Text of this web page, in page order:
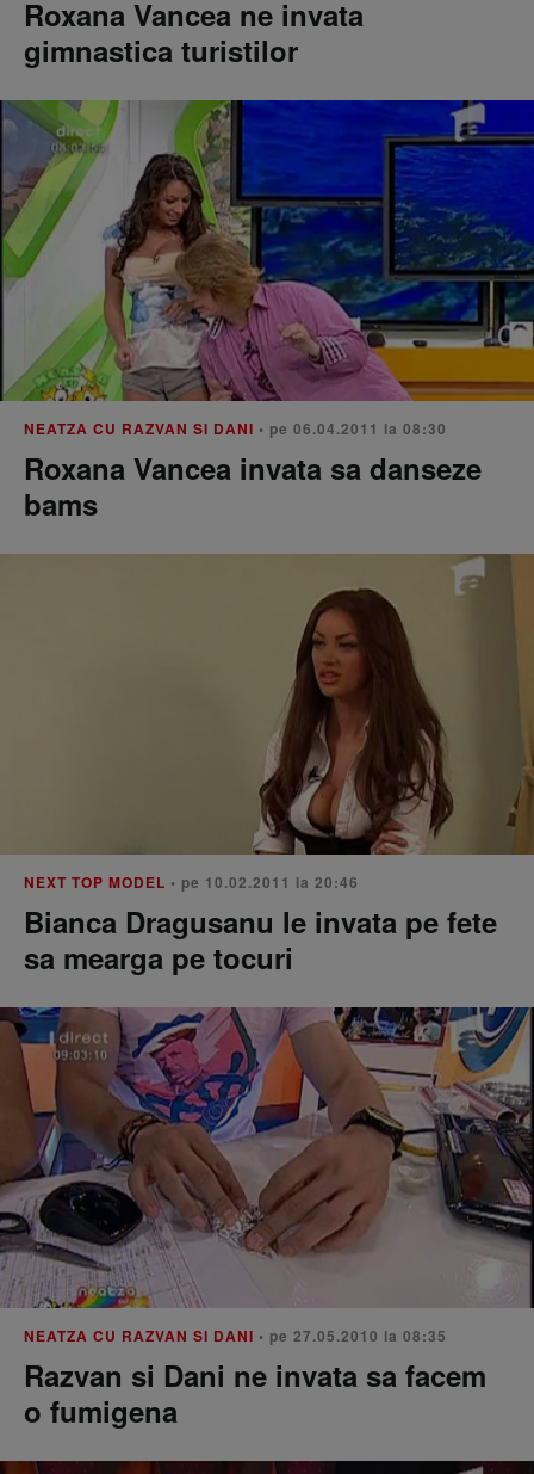
Roxana Vancea ne invata
gimnastica turistilor
NEATZA CU RAZVAN SI DANI • pe 06.04.2011 la 08:30
Roxana Vancea invata sa danseze
bams
NEXT TOP MODEL • pe 10.02.2011 la 20:46
Bianca Dragusanu le invata pe fete
sa mearga pe tocuri
NEATZA CU RAZVAN SI DANI • pe 27.05.2010 la 08:35
Razvan si Dani ne invata sa facem
o fumigena